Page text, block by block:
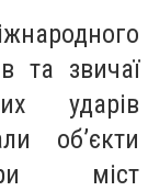
та звичаї
ударів
об’єкти
міст